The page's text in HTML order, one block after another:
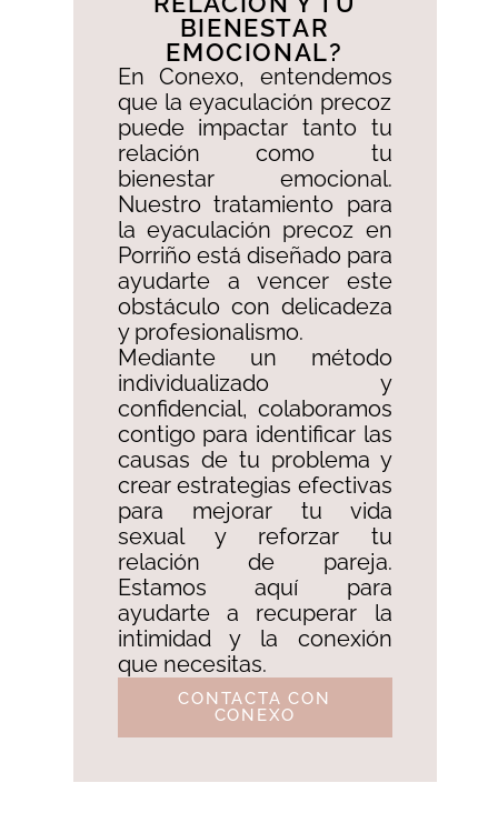
BIENESTAR
EMOCIONAL?​
En Conexo, entendemos
que la eyaculación precoz
puede impactar tanto tu
relación como tu
bienestar emocional.
Nuestro tratamiento para
la eyaculación precoz en
Porriño está diseñado para
ayudarte a vencer este
obstáculo con delicadeza
y profesionalismo. ​
Mediante un método
individualizado y
confidencial, colaboramos
contigo para identificar las
causas de tu problema y
crear estrategias efectivas
para mejorar tu vida
sexual y reforzar tu
relación de pareja.
Estamos aquí para
ayudarte a recuperar la
intimidad y la conexión
que necesitas.
CONTACTA CON
CONEXO